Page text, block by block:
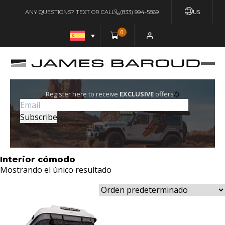
US
ANY QUESTIONS? TEXT OR CALL (833) 994-5869
0
Register here to receive EXCLUSIVEoffers
Interior cómodo
Mostrando el único resultado